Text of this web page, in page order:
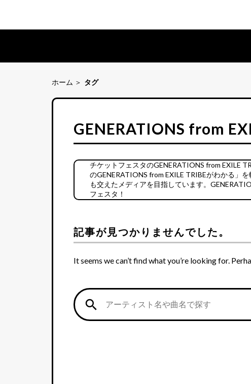
ホーム タグ
GENERATIONS from
チケットフェスタのGENERATIONS from EXILE
のGENERATIONS from EXILE TRIBEがわかる」
も交えたメディアを目指しています。
フェスタ！
記事が見つかりませんでした。
It seems we can’t find what you’re looking for.
search